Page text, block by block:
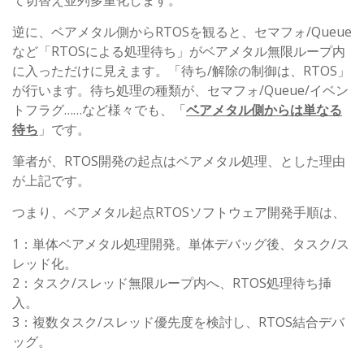
逆に、ベアメタル側からRTOSを観ると、セマフォ/Queue
など「RTOSによる処理待ち」がベアメタル無限ループ内
に入っただけに見えます。「待ち/解除の制御は、RTOS」
が行います。待ち処理の種類が、セマフォ/Queue/イベン
トフラグ……など様々でも、「ベアメタル側からは単なる
待ち 」です。
筆者が、RTOS開発の起点はベアメタル処理、とした理由
が上記です。
つまり、ベアメタル起点RTOSソフトウェア開発手順は、
1：単体ベアメタル処理開発。単体デバッグ後、タスク/ス
レッド化。
2：タスク/スレッド無限ループ内へ、RTOS処理待ち挿
入。
3：複数タスク/スレッド優先度を検討し、RTOS結合デバ
ッグ。